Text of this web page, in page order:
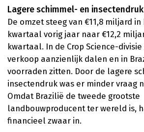
Lagere schimmel- en insectendruk
De omzet steeg van €11,8 miljard
kwartaal vorig jaar naar €12,2
kwartaal. In de Crop Science-divisie
verkoop aanzienlijk dalen en in
voorraden zitten. Door de lagere
insectendruk was er minder vraag
Omdat Brazilië de tweede grootste
landbouwproducent ter wereld is,
financieel zwaar in.